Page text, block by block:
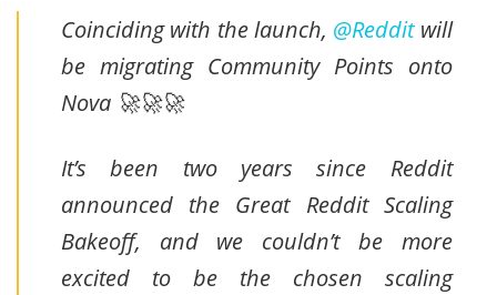
Coinciding with the launch, @Redditwill
be migrating Community Points onto
Nova 🚀🚀🚀
It’s been two years since Reddit
announced the Great Reddit Scaling
Bakeoff, and we couldn’t be more
excited to be the chosen scaling